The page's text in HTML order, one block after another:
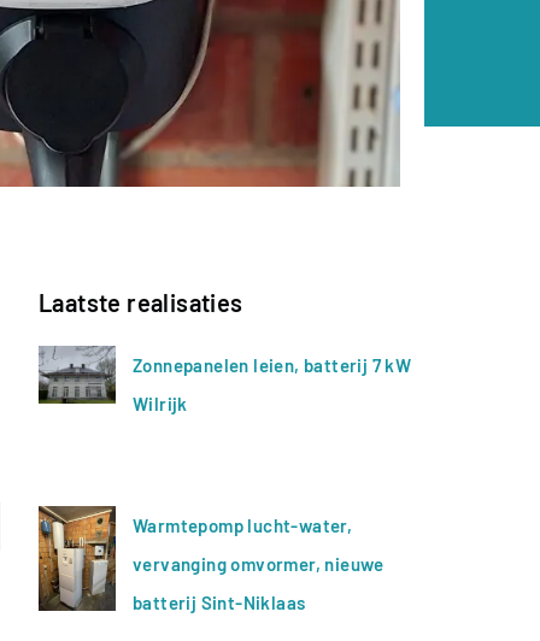
Laatste realisaties
Zonnepanelen leien, batterij 7 kW
Wilrijk
Warmtepomp lucht-water,
vervanging omvormer, nieuwe
batterij Sint-Niklaas